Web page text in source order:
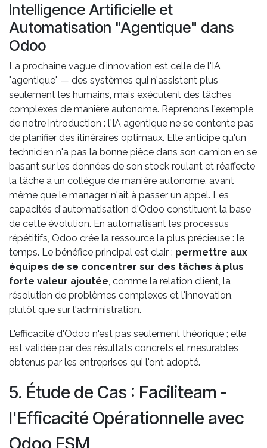
Intelligence Artificielle et
Automatisation "Agentique" dans
Odoo
La prochaine vague d'innovation est celle de l'IA
"agentique" — des systèmes qui n'assistent plus
seulement les humains, mais exécutent des tâches
complexes de manière autonome. Reprenons l'exemple
de notre introduction : l'IA agentique ne se contente pas
de planifier des itinéraires optimaux. Elle anticipe qu'un
technicien n'a pas la bonne pièce dans son camion en se
basant sur les données de son stock roulant et réaffecte
la tâche à un collègue de manière autonome, avant
même que le manager n'ait à passer un appel. Les
capacités d'automatisation d'Odoo constituent la base
de cette évolution. En automatisant les processus
répétitifs, Odoo crée la ressource la plus précieuse : le
temps. Le bénéfice principal est clair : permettre aux
équipes de se concentrer sur des tâches à plus
forte valeur ajoutée, comme la relation client, la
résolution de problèmes complexes et l'innovation,
plutôt que sur l'administration.
L'efficacité d'Odoo n'est pas seulement théorique ; elle
est validée par des résultats concrets et mesurables
obtenus par les entreprises qui l'ont adopté.
5. Étude de Cas : Faciliteam -
l'Efficacité Opérationnelle avec
Odoo FSM